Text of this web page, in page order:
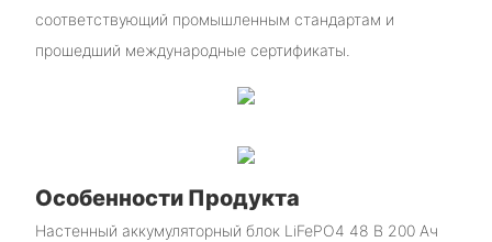
соответствующий промышленным стандартам и
прошедший международные сертификаты.
Особенности Продукта
Настенный аккумуляторный блок LiFePO4 48 В 200 Ач